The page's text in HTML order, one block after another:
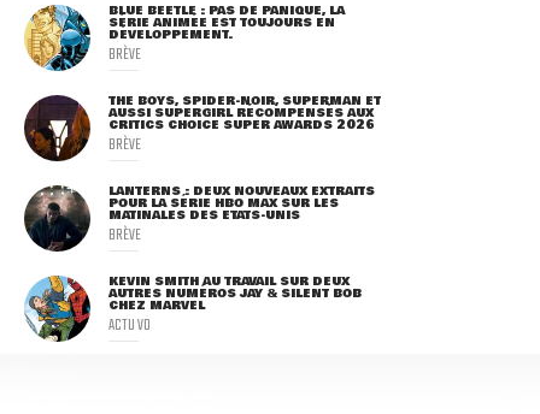
BLUE BEETLE : PAS DE PANIQUE, LA
SÉRIE ANIMÉE EST TOUJOURS EN
DÉVELOPPEMENT.
BRÈVE
THE BOYS, SPIDER-NOIR, SUPERMAN ET
AUSSI SUPERGIRL RÉCOMPENSÉS AUX
CRITICS CHOICE SUPER AWARDS 2026
BRÈVE
LANTERNS : DEUX NOUVEAUX EXTRAITS
POUR LA SÉRIE HBO MAX SUR LES
MATINALES DES ETATS-UNIS
BRÈVE
KEVIN SMITH AU TRAVAIL SUR DEUX
AUTRES NUMÉROS JAY & SILENT BOB
CHEZ MARVEL
ACTU VO